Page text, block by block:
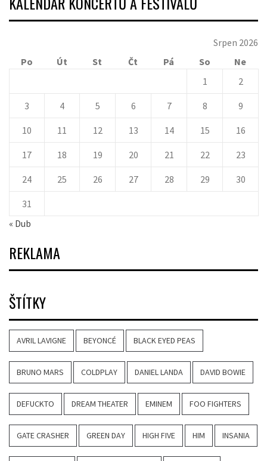
Srpen 2026
Po
Út St Čt Pá So
Ne
1
2
3 4 5 6 7 8 9
10 11 12 13 14 15 16
17 18 19 20 21 22 23
24 25 26 27 28 29 30
31
« Dub
REKLAMA
ŠTÍTKY
AVRIL LAVIGNE BEYONCÉ BLACK EYED PEAS
BRUNO MARS COLDPLAY DANIEL LANDA DAVID BOWIE
DEFUCKTO DREAM THEATER EMINEM FOO FIGHTERS
GATE CRASHER GREEN DAY HIGH FIVE HIM INSANIA